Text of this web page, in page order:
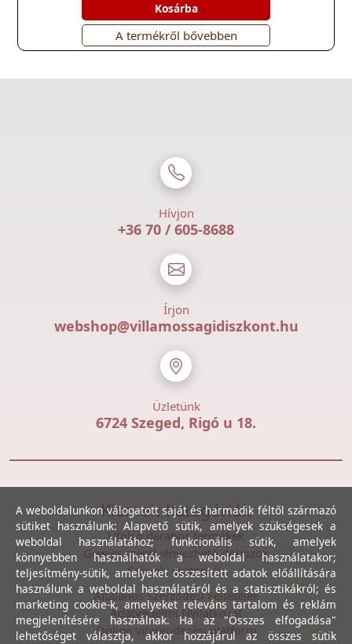
Kosárba
A termékről bővebben
Hívjon
+36 70 / 605-8688
Írjon
webshop@villamossagidiszkont.hu
Üzletünk
6724 Szeged, Rigó u 18.
Kiemelt kategóriák
Utolsó darabos termékek
Gewiss szerelvényezhető dobozok
Csövek, csatornák
Általános Szerződési Feltételek
Adatvédelmi Nyilatkozat
Online vitarendezési platform
A weboldalunkon válogatott saját és harmadik féltől származó
sütiket használunk: Alapvető sütik, amelyek szükségesek a
weboldal használatához; funkcionális sütik, amelyek
könnyebben használhatók a weboldal használatakor;
teljesítmény-sütik, amelyeket összesített adatok előállítására
használunk a weboldal használatáról és a statisztikákról; és
marketing cookie-k, amelyeket releváns tartalom és reklám
megjelenítésére használnak. Ha az "Összes elfogadása"
lehetőséget választja, akkor hozzájárul az összes sütik